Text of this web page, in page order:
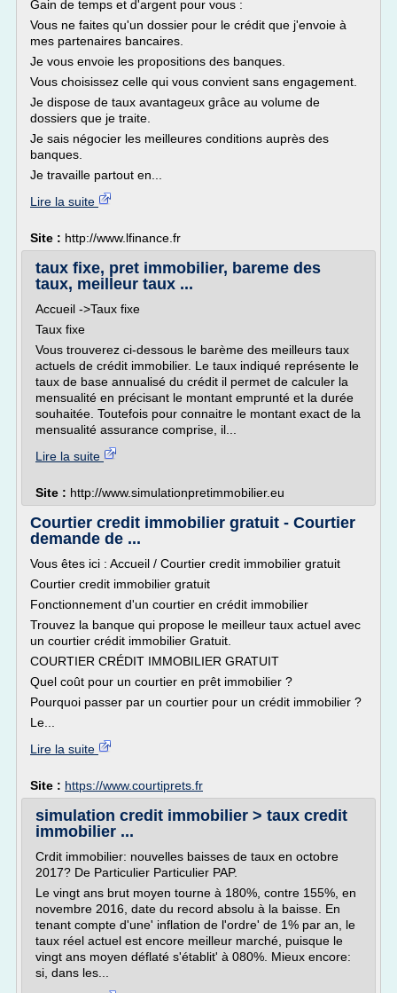
Gain de temps et d'argent pour vous :
Vous ne faites qu'un dossier pour le crédit que j'envoie à
mes partenaires bancaires.
Je vous envoie les propositions des banques.
Vous choisissez celle qui vous convient sans engagement.
Je dispose de taux avantageux grâce au volume de
dossiers que je traite.
Je sais négocier les meilleures conditions auprès des
banques.
Je travaille partout en...
Lire la suite
Site : http://www.lfinance.fr
taux fixe, pret immobilier, bareme des
taux, meilleur taux ...
Accueil ->Taux fixe
Taux fixe
Vous trouverez ci-dessous le barème des meilleurs taux
actuels de crédit immobilier. Le taux indiqué représente le
taux de base annualisé du crédit il permet de calculer la
mensualité en précisant le montant emprunté et la durée
souhaitée. Toutefois pour connaitre le montant exact de la
mensualité assurance comprise, il...
Lire la suite
Site : http://www.simulationpretimmobilier.eu
Courtier credit immobilier gratuit - Courtier
demande de ...
Vous êtes ici : Accueil / Courtier credit immobilier gratuit
Courtier credit immobilier gratuit
Fonctionnement d'un courtier en crédit immobilier
Trouvez la banque qui propose le meilleur taux actuel avec
un courtier crédit immobilier Gratuit.
COURTIER CRÉDIT IMMOBILIER GRATUIT
Quel coût pour un courtier en prêt immobilier ?
Pourquoi passer par un courtier pour un crédit immobilier ?
Le...
Lire la suite
Site : https://www.courtiprets.fr
simulation credit immobilier > taux credit
immobilier ...
Crdit immobilier: nouvelles baisses de taux en octobre
2017? De Particulier Particulier PAP.
Le vingt ans brut moyen tourne à 180%, contre 155%, en
novembre 2016, date du record absolu à la baisse. En
tenant compte d'une' inflation de l'ordre' de 1% par an, le
taux réel actuel est encore meilleur marché, puisque le
vingt ans moyen déflaté s'établit' à 080%. Mieux encore:
si, dans les...